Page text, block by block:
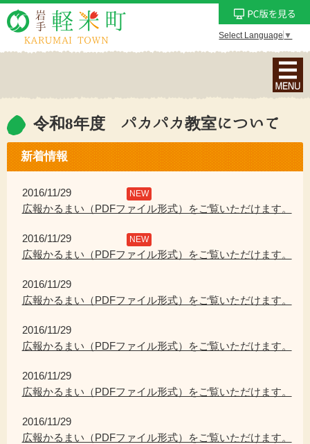
Select Language ▼
ナ
ビ
ー
ョ
ン
ニ
を
令和8年度 パカパカ教室について
新着情報
2016/11/29 NEW
広報かるまい（PDFファイル形式）をご覧いただけます。
2016/11/29 NEW
広報かるまい（PDFファイル形式）をご覧いただけます。
2016/11/29
広報かるまい（PDFファイル形式）をご覧いただけます。
2016/11/29
広報かるまい（PDFファイル形式）をご覧いただけます。
2016/11/29
広報かるまい（PDFファイル形式）をご覧いただけます。
2016/11/29
広報かるまい（PDFファイル形式）をご覧いただけます。